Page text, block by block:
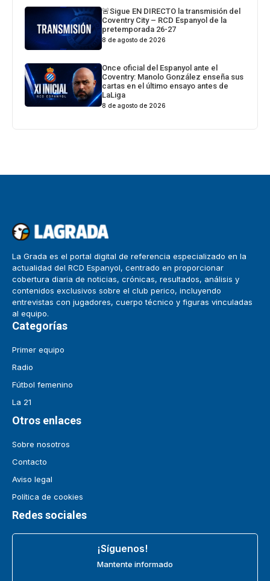
🚨Sigue EN DIRECTO la transmisión del
Coventry City – RCD Espanyol de la
pretemporada 26-27
8 de agosto de 2026
Once oficial del Espanyol ante el
Coventry: Manolo González enseña sus
cartas en el último ensayo antes de
LaLiga
8 de agosto de 2026
La Grada es el portal digital de referencia especializado en la
actualidad del RCD Espanyol, centrado en proporcionar
cobertura diaria de noticias, crónicas, resultados, análisis y
contenidos exclusivos sobre el club perico, incluyendo
entrevistas con jugadores, cuerpo técnico y figuras vinculadas
al equipo.
Categorías
Primer equipo
Radio
Fútbol femenino
La 21
Otros enlaces
Sobre nosotros
Contacto
Aviso legal
Política de cookies
Redes sociales
¡Síguenos!
Mantente informado